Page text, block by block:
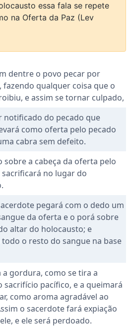
essa fala se repete
na Oferta da Paz (Lev
dentre o povo pecar por
fazendo qualquer coisa que o
e assim se tornar culpado,
notificado do pecado que
como oferta pelo pecado
cabra sem defeito.
sobre a cabeça da oferta pelo
sacrificará no lugar do
pegará com o dedo um
da oferta e o porá sobre
altar do holocausto; e
o resto do sangue na base
gordura, como se tira a
sacrifício pacífico, e a queimará
como aroma agradável ao
o sacerdote fará expiação
e ele será perdoado.